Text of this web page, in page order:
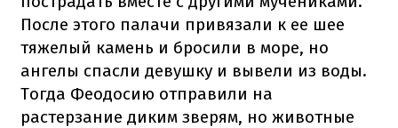
После этого палачи привязали к ее шее
тяжелый камень и бросили в море, но
ангелы спасли девушку и вывели из воды.
Тогда Феодосию отправили на
растерзание диким зверям, но животные